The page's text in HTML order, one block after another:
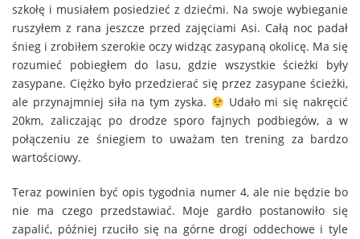
szkołę i musiałem posiedzieć z dziećmi. Na swoje wybieganie
ruszyłem z rana jeszcze przed zajęciami Asi. Całą noc padał
śnieg i zrobiłem szerokie oczy widząc zasypaną okolicę. Ma się
rozumieć pobiegłem do lasu, gdzie wszystkie ścieżki były
zasypane. Ciężko było przedzierać się przez zasypane ścieżki,
ale przynajmniej siła na tym zyska.
Udało mi się nakręcić
20km, zaliczając po drodze sporo fajnych podbiegów, a w
połączeniu ze śniegiem to uważam ten trening za bardzo
wartościowy.
Teraz powinien być opis tygodnia numer 4, ale nie będzie bo
nie ma czego przedstawiać. Moje gardło postanowiło się
zapalić, później rzuciło się na górne drogi oddechowe i tyle